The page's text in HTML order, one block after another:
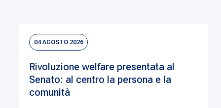
04 AGOSTO 2026
Rivoluzione welfare presentata al
Senato: al centro la persona e la
comunità